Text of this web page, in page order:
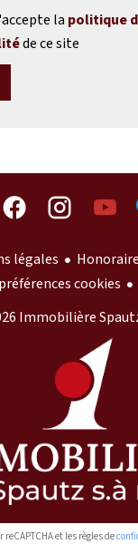
la politique
de ce site
légales
cookies
Immobilière
et les règles de